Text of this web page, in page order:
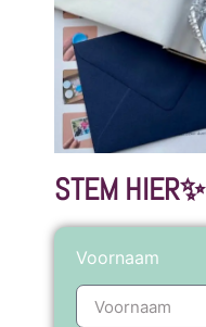
STEM HIER✨
Voornaam